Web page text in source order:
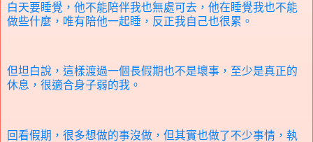
白天要睡覺，他不能陪伴我也無處可去，他在睡覺我也不能
做些什麼，唯有陪他一起睡，反正我自己也很累。
但坦白說，這樣渡過一個長假期也不是壞事，至少是真正的
休息，很適合身子弱的我。
回看假期，很多想做的事沒做，但其實也做了不少事情，執